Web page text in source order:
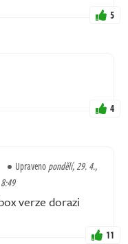
5
4
Upravenopondělí, 29. 4.,
8:49
verze dorazi
11